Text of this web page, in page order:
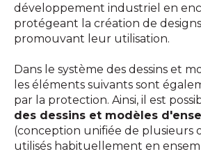
développement industriel en
protégeant la création de
promouvant leur utilisation.
Dans le système des dessins et
les éléments suivants sont
par la protection. Ainsi, il est
des dessins et modèles
(conception unifiée de plusieurs
utilisés habituellement en